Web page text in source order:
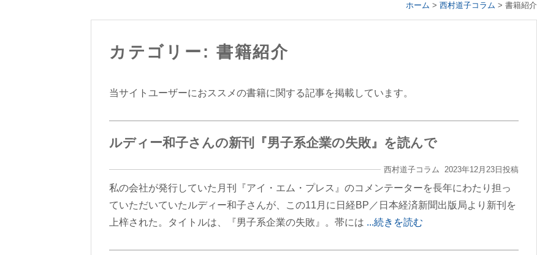
ホーム > 西村道子コラム > 書籍紹介
カテゴリー: 書籍紹介
当サイトユーザーにおススメの書籍に関する記事を掲載しています。
ルディー和子さんの新刊『男子系企業の失敗』を読んで
西村道子コラム 2023年12月23日投稿
私の会社が発行していた月刊『アイ・エム・プレス』のコメンテーターを長年にわたり担っ
ていただいていたルディー和子さんが、この11月に日経BP／日本経済新聞出版局より新刊を
上梓された。タイトルは、『男子系企業の失敗』。帯には ...続きを読む